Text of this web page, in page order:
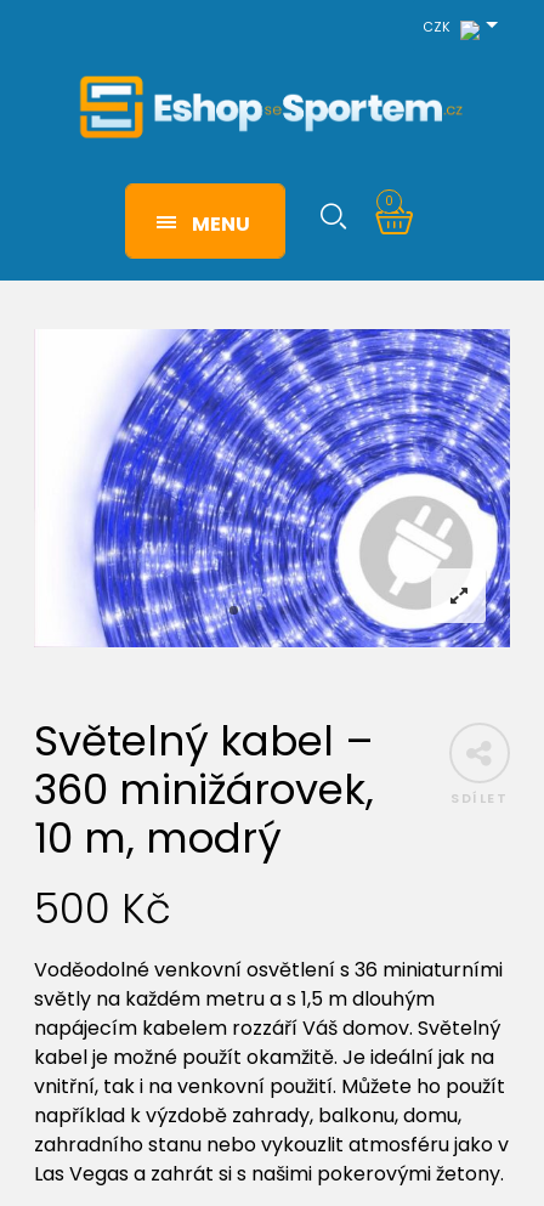
CZK
MENU
0
SDÍLET
Světelný kabel –
360 minižárovek,
10 m, modrý
500 Kč
Voděodolné venkovní osvětlení s 36 miniaturními
světly na každém metru a s 1,5 m dlouhým
napájecím kabelem rozzáří Váš domov. Světelný
kabel je možné použít okamžitě. Je ideální jak na
vnitřní, tak i na venkovní použití. Můžete ho použít
například k výzdobě zahrady, balkonu, domu,
zahradního stanu nebo vykouzlit atmosféru jako v
Las Vegas a zahrát si s našimi pokerovými žetony.